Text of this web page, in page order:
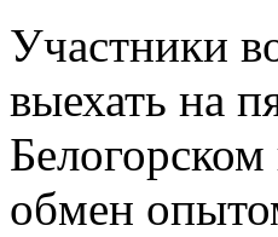
Участники
выехать на
обмен